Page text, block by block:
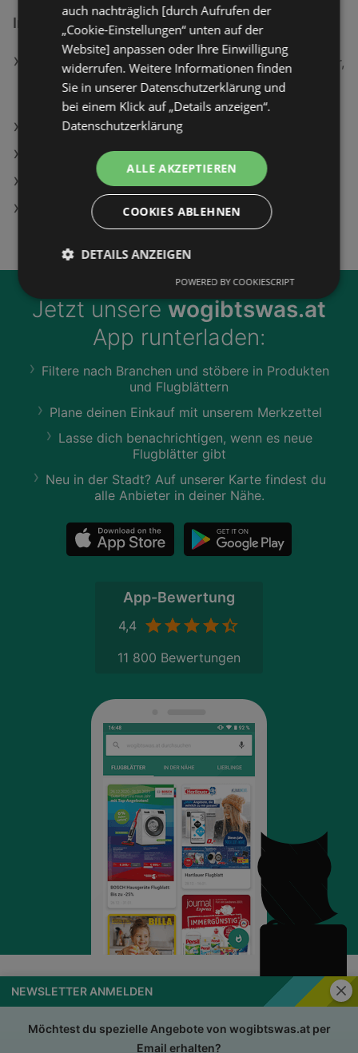
NEWSLETTER ANMELDEN
Möchtest du spezielle Angebote von wogibtswas.at per
Email erhalten?
Interessantes auf wogibtswas.at
Samsung Odyssey G5 G53F 27 Zoll Gaming Monitor,
QHD, 1 ms Reaktionszeit, 300 cd/m², 200 Hz,
Schwarz
Gorenje Rk60359Och Angebote
Samsung Q990F (2025) 11.1.4 Kanal Soundbar
Lucky Car Filialen in Rum
Figur-Anhänger Angebote
Jetzt unsere wogibtswas.at
App runterladen:
Filtere nach Branchen und stöbere in Produkten
und Flugblättern
Plane deinen Einkauf mit unserem Merkzettel
Lasse dich benachrichtigen, wenn es neue
Flugblätter gibt
Neu in der Stadt? Auf unserer Karte findest du
alle Anbieter in deiner Nähe.
App-Bewertung
4,4
11 800 Bewertungen
wogibtswas.at Impressum
Nutzungsbedingungen AGB
auch nachträglich [durch Aufrufen der
„Cookie-Einstellungen“ unten auf der
Website] anpassen oder Ihre Einwilligung
widerrufen. Weitere Informationen finden
Sie in unserer Datenschutzerklärung und
bei einem Klick auf „Details anzeigen“.
Datenschutzerklärung
ALLE AKZEPTIEREN
COOKIES ABLEHNEN
DETAILS ANZEIGEN
POWERED BY COOKIESCRIPT